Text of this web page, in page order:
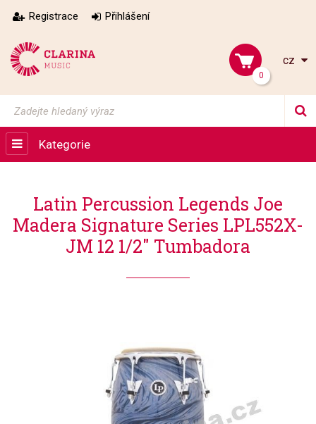
Registrace Přihlášení
0
cz
Kategorie
Latin Percussion Legends Joe
Madera Signature Series LPL552X-
JM 12 1/2" Tumbadora